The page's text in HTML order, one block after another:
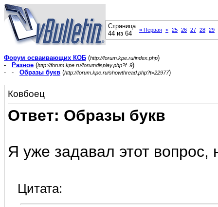
Страница
44 из 64
« Первая < 25 26 27 28 29
Форум осваивающих КОБ (http://forum.kpe.ru/index.php)
-
Разное (http://forum.kpe.ru/forumdisplay.php?f=9)
- - Образы букв (http://forum.kpe.ru/showthread.php?t=22977)
Ковбоец
Ответ: Образы букв
Я уже задавал этот вопрос,
Цитата: